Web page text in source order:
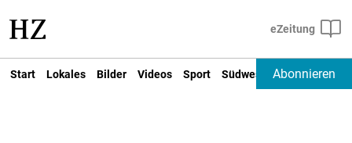
Start Lokales Bilder Videos Sport Südwest Deutschland
Abonnieren